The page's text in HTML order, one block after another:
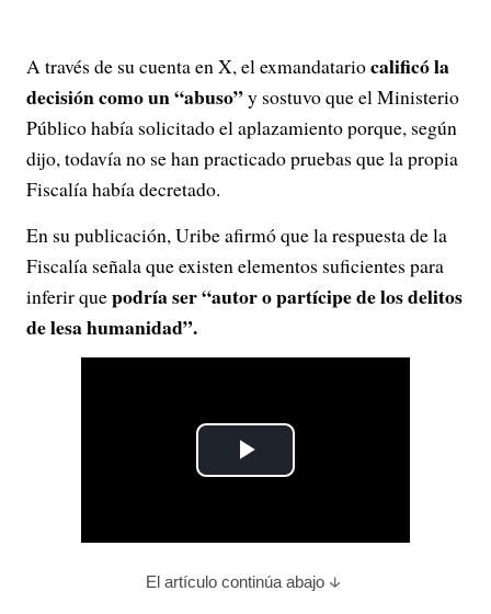
A través de su cuenta en X, el exmandatariocalificó la
decisión como un “abuso”y sostuvo que el Ministerio
Público había solicitado el aplazamiento porque, según
dijo, todavía no se han practicado pruebas que la propia
Fiscalía había decretado.
En su publicación, Uribe afirmó que la respuesta de la
Fiscalía señala que existen elementos suficientes para
inferir quepodría ser “autor o partícipe de los delitos
de lesa humanidad”.
P
a
El artículo continúa abajo